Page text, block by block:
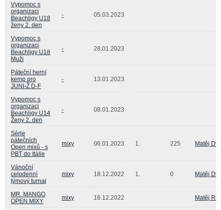
Vypomoc s
organizaci
Beachligy U18
ženy 2. den
- 05.03.2023
Vypomoc s
organizaci
Beachligy U18
Muži
- 28.01.2023
Páteční herní
kemp pro
JUNI-Ž D-F
- 13.01.2023
Vypomoc s
organizaci
Beachligy U14
Ženy 2. den
- 08.01.2023
Série
pátečních
Open mixů - s
PBT do Itálie
mixy 06.01.2023 1. 225 Matěj
Vánoční
celodenní
týmový turnaj
mixy 18.12.2022 1. 0 Matěj
MR. MANGO
OPEN MIXY
mixy 16.12.2022 Matěj